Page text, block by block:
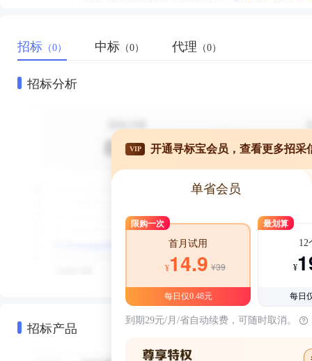
招标 （0） 中标 （0） 代理 （0）
招标分析
招标产品
VIP 开通寻标宝会员，查看更多招采
单省会员
限购一次
首月试用
¥14.9 ¥39
每日仅0.48元
最划算
12
¥
每日
到期29元/月/省自动续费，可随时取消。